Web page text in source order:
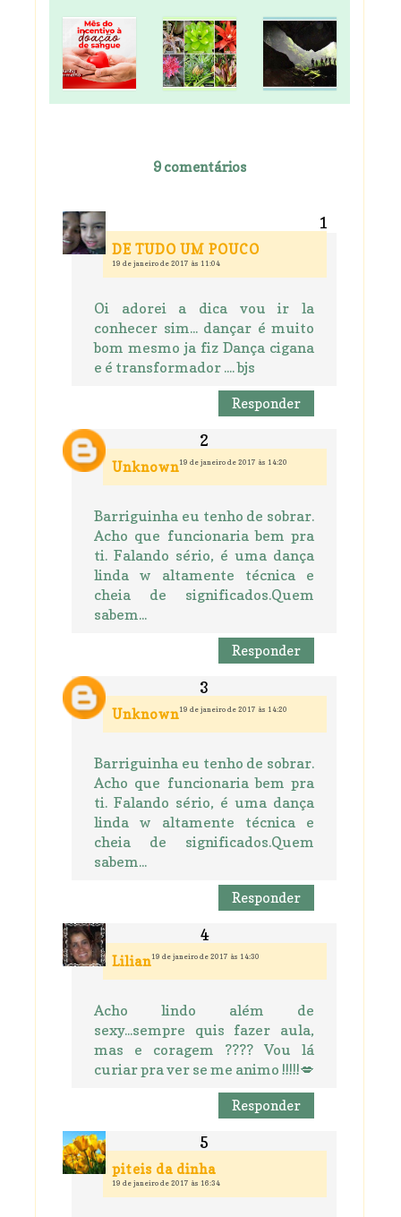
9 comentários
DE TUDO UM POUCO
19 de janeiro de 2017 às 11:04
Oi adorei a dica vou ir la
conhecer sim... dançar é muito
bom mesmo ja fiz Dança cigana
e é transformador .... bjs
Responder
Unknown19 de janeiro de 2017 às 14:20
Barriguinha eu tenho de sobrar.
Acho que funcionaria bem pra
ti. Falando sério, é uma dança
linda w altamente técnica e
cheia de significados.Quem
sabem...
Responder
Unknown19 de janeiro de 2017 às 14:20
Barriguinha eu tenho de sobrar.
Acho que funcionaria bem pra
ti. Falando sério, é uma dança
linda w altamente técnica e
cheia de significados.Quem
sabem...
Responder
Lilian19 de janeiro de 2017 às 14:30
Acho lindo além de
sexy...sempre quis fazer aula,
mas e coragem ???? Vou lá
curiar pra ver se me animo !!!!!💋
Responder
piteis da dinha
19 de janeiro de 2017 às 16:34